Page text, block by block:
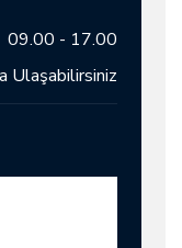
09.00 - 17.00
Ulaşabilirsiniz